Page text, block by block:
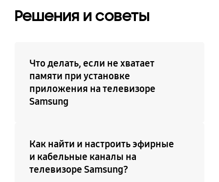
Решения и советы
Что делать, если не хватает
памяти при установке
приложения на телевизоре
Samsung
Как найти и настроить эфирные
и кабельные каналы на
телевизоре Samsung?